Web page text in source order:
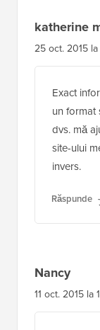
katherine
25 oct. 2015 la
Exact
un format
dvs. mă
site-ului
invers.
Răspunde
Nancy
11 oct. 2015 la